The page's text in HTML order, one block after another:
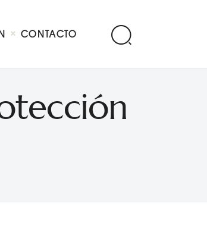
CONTACTO